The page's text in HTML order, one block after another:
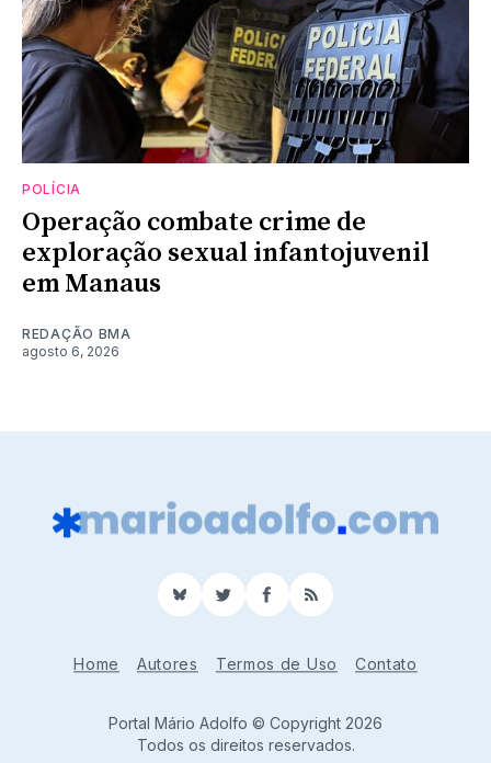
POLÍCIA
Operação combate crime de
exploração sexual infantojuvenil
em Manaus
REDAÇÃO BMA
agosto 6, 2026
BlueSkyTwitterFacebook
RSS
Home Autores Termos de Uso Contato
Portal Mário Adolfo © Copyright 2026
Todos os direitos reservados.